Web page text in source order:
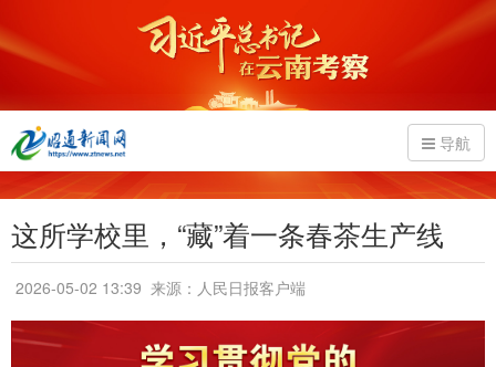
导航
这所学校里，“藏”着一条春茶生产线
2026-05-02 13:39 来源：人民日报客户端